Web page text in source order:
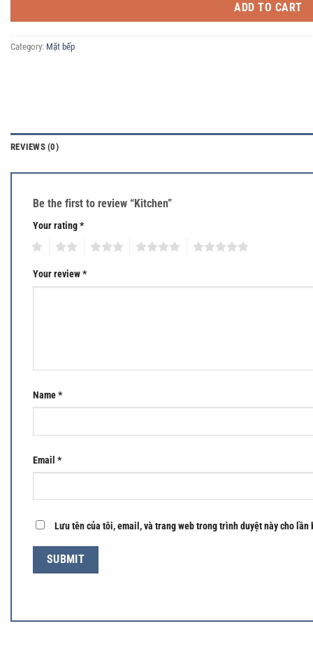
ADD TO CART
Category: Mặt bếp
REVIEWS (0)
Be the first to review “Kitchen”
Your rating*
Your review*
Name*
Email *
Lưu tên của tôi, email, và trang web trong trình duyệt này cho